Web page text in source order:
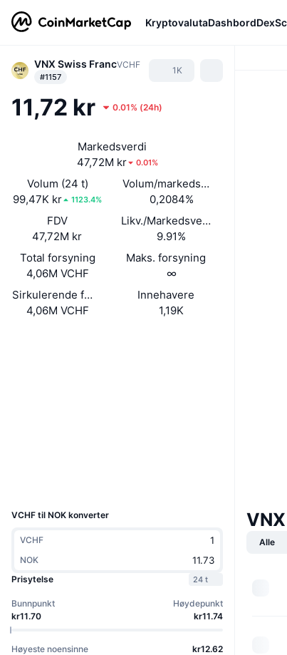
KryptovalutaDashbord
VNX Swiss FrancVCHF
#1157
1K
11,72 kr 0.01% (24h)
Markedsverdi
47,72M kr
0.01%
Volum (24 t)
99,47K kr
1123.4%
Volum/markedsverdi (24 timer)
0,2084%
FDV
47,72M kr
Likv./Markedsverdi
9.91%
Total forsyning
4,06M VCHF
Maks. forsyning
∞
Sirkulerende forsyning
4,06M VCHF
Innehavere
1,19K
VCHF til NOK konverter
VCHF
NOK
Prisytelse
24 t
Bunnpunkt
kr11.70
Høydepunkt
kr11.74
Høyeste noensinne kr12.62
Alle